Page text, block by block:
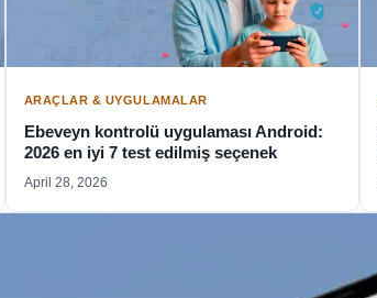
ARAÇLAR & UYGULAMALAR
Ebeveyn kontrolü uygulaması Android:
2026 en iyi 7 test edilmiş seçenek
April 28, 2026